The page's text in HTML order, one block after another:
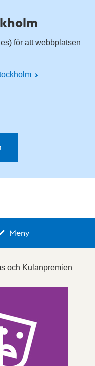
för att webbplatsen
Meny
och Kulanpremien